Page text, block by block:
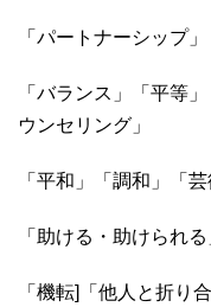
「パートナーシップ
「バランス」「平等
ウンセリング」
「平和」「調和」「芸
「助ける・助けられ
「機転]「他人と折り